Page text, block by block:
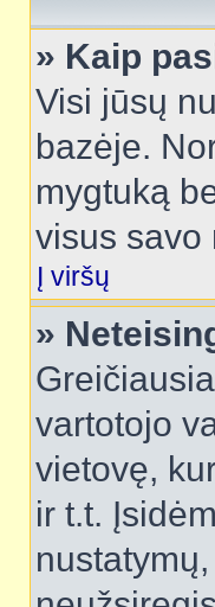
» Kaip
Visi jūsų
bazėje.
mygtuką
visus savo
Į viršų
»
vartotojo
vietovę,
ir t.t.